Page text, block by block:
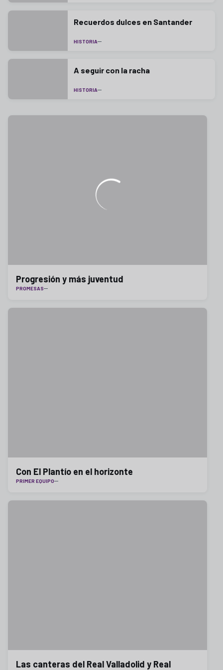
Recuerdos dulces en Santander
HISTORIA
A seguir con la racha
HISTORIA
Progresión y más juventud
PROMESAS
Con El Plantío en el horizonte
PRIMER EQUIPO
Las canteras del Real Valladolid y Real